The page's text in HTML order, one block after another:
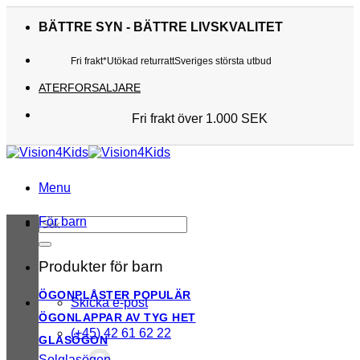
BÄTTRE SYN - BÄTTRE LIVSKVALITET
Fri frakt*Utökad returrattSveriges största utbud
ATERFORSALJARE
Fri frakt över 1.000 SEK
Kunderna älskar oss
Utökad returratt
Sveriges största utbud
Menu
Sök
efter:
Skicka e-post
(+45) 42 61 62 22
För barn
Produkter för barn
ÖGONPLÅSTER
ÖGONLAPPAR AV TYG
GLASÖGON